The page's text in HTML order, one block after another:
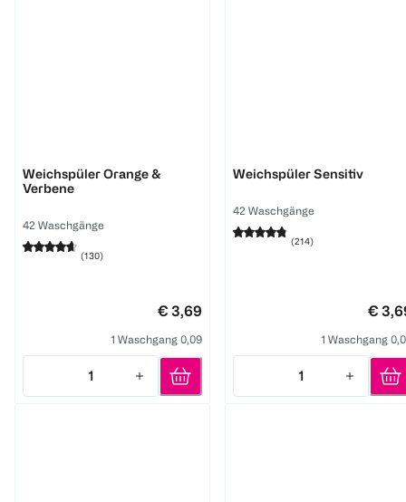
Weichspüler Orange &
Verbene
42 Waschgänge
(130)
€ 3,69
1 Waschgang 0,09
1
Quantity: 1
Weichspüler Sensitiv
42 Waschgänge
(214)
€
1 Waschgang
1
Quantity: 1